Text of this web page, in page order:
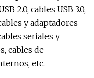
2.0, cables USB 3.0,
y adaptadores
seriales y
cables de
etc.